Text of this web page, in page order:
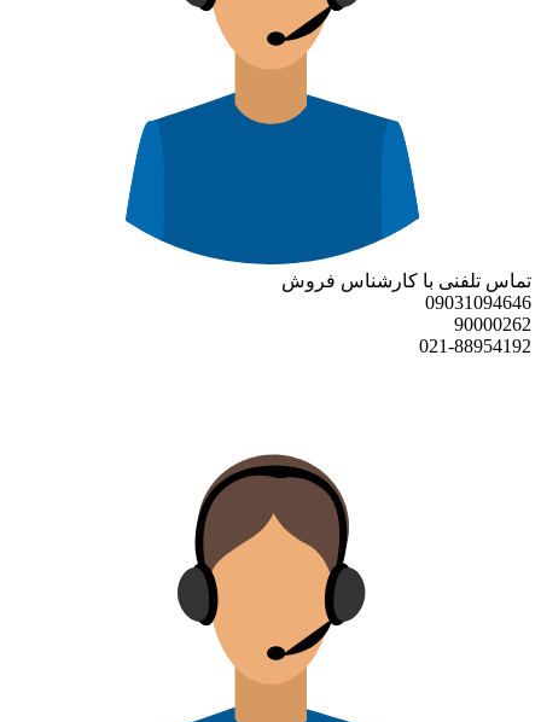
تماس تلفنی با کارشناس فروش
09031094646
90000262
021-88954192